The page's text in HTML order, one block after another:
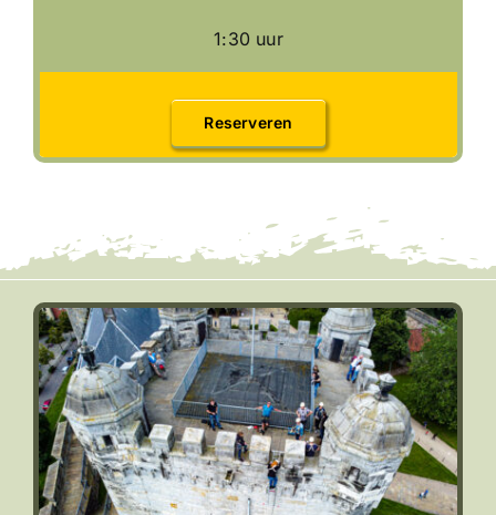
1:30 uur
Reserveren